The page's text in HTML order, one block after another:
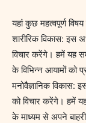
यहां कुछ महत्वपूर्ण
शारीरिक विकास: इस
विचार करेंगे। हमें यह
के विभिन्न आयामों को
मनोवैज्ञानिक विकास:
को विचार करेंगे। हमें
के माध्यम से अपने